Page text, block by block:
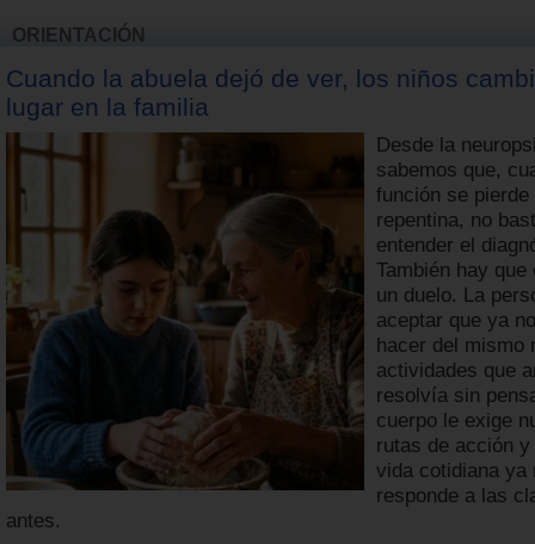
ORIENTACIÓN
Cuando la abuela dejó de ver, los niños
lugar en la familia
Desde la
sabemos que,
función se pierde
repentina, no
entender el
También hay que
un duelo. La
aceptar que ya
hacer del mismo
actividades que
resolvía sin
cuerpo le exige
rutas de acción y
vida cotidiana ya
responde a las
antes.